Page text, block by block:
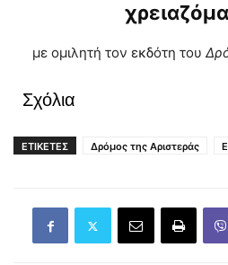
με ομιλητή τον εκδότη του
Σχόλια
ΕΤΙΚΕΤΕΣ Δρόμος της Αριστεράς